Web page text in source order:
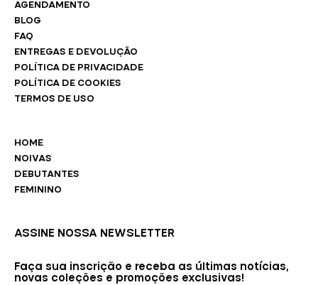
AGENDAMENTO
BLOG
FAQ
ENTREGAS E DEVOLUÇÃO
POLÍTICA DE PRIVACIDADE
POLÍTICA DE COOKIES
TERMOS DE USO
HOME
NOIVAS
DEBUTANTES
FEMININO
ASSINE NOSSA NEWSLETTER
Faça sua inscrição e receba as últimas notícias,
novas coleções e promoções exclusivas!